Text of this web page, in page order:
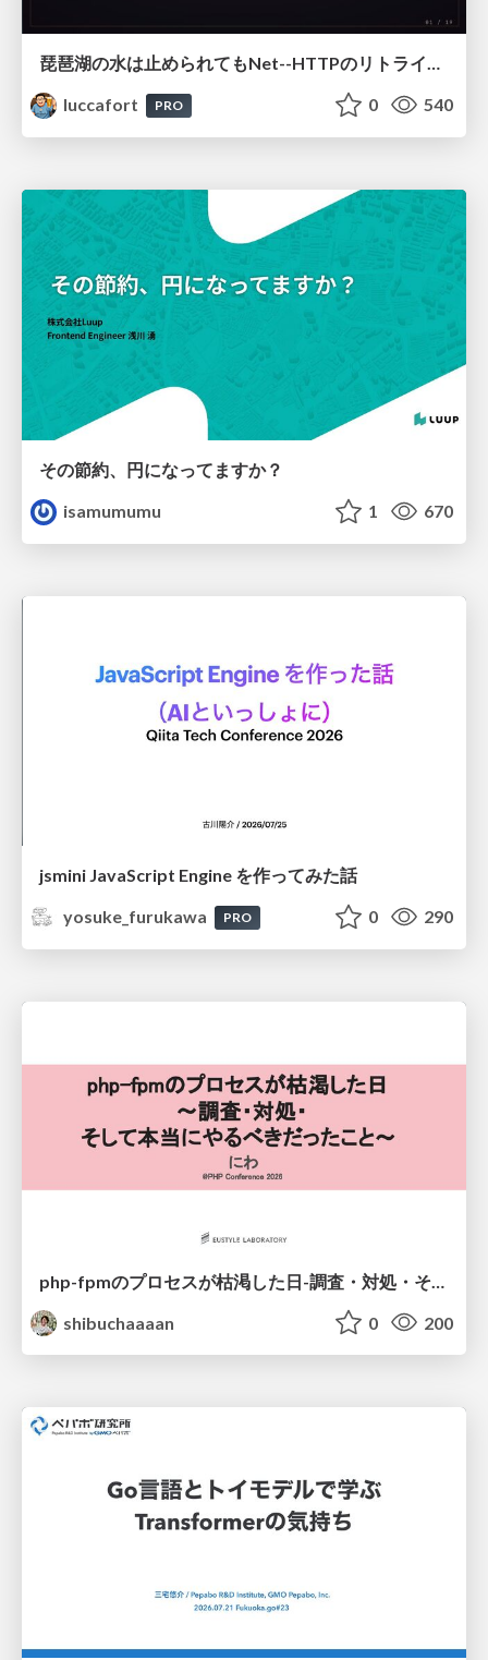
琵琶湖の水は止められてもNet--HTTPのリトライは止められない / You might be able to stop the water flow of Lake Biwa but you can't stop Net::HTTP retries
luccafort
PRO 0 540
その節約、円になってますか？
isamumumu
1 670
jsmini JavaScript Engine を作ってみた話
yosuke_furukawa
PRO 0 290
shibuchaaaan
0 200